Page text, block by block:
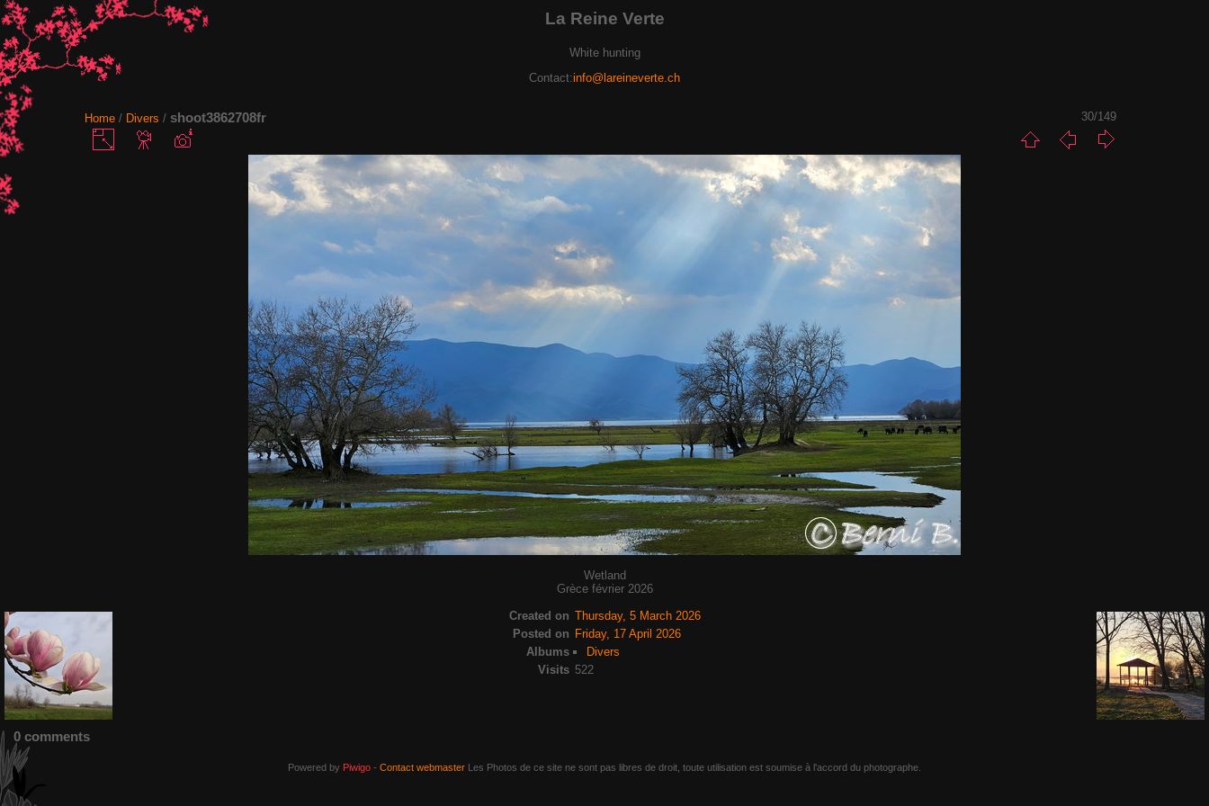
La Reine Verte
White hunting
Contact:info@lareineverte.ch
Home / Divers / shoot3862708fr 30/149
Wetland
Grèce février 2026
Created on Thursday, 5 March 2026
Posted on Friday, 17 April 2026
Albums
Divers
Visits 522
0 comments
Powered by Piwigo - Contact webmaster Les Photos de ce site ne sont pas libres de droit, toute utilisation est soumise à l'accord du photographe.